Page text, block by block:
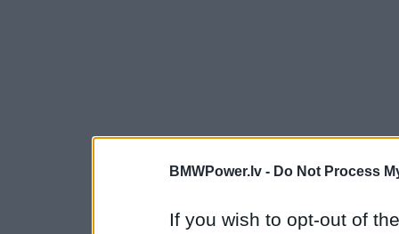
BMWPower.lv - Do Not Process
If you wish to opt-out of